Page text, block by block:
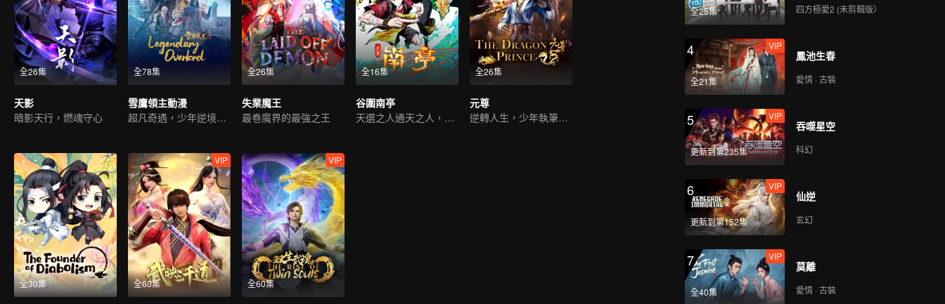
114
116 117
118 119
全26集
天影
暗影天行，燃魂守心
全78集
雪鷹領主動漫
超凡奇遇，少年逆境重生
全26集
失業魔王
最卷魔界的最強之王
全16集
谷圍南亭
天選之人通天之人，開戰
全26集
元尊
逆轉人生，少年執筆破蒼穹
全30集 全60集
VIP
全60集
VIP
全25集 四方極愛2 (未剪輯版）
4
全21集
VIP
鳳池生春
愛情 · 古裝
5
更新到第235集
VIP
吞噬星空
科幻
6
更新到第152集
VIP
仙逆
玄幻
7
全40集
VIP
莫離
愛情 · 古裝